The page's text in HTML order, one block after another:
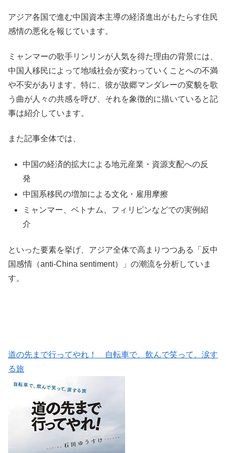
アジア各国で進む中国資本主導の経済進出がもたらす住民
感情の悪化を報じています。
ミャンマーの歌手リンリンが人気を得た理由の背景には、
中国人移民によって地域社会が変わっていくことへの不満
や不安があります。特に、彼が故郷マンダレーの変貌を歌
う曲が人々の共感を呼び、それを象徴的に描いていると記
事は紹介しています。
また記事全体では、
中国の経済的拡大による地元産業・資源支配への反
発
中国系移民の増加による文化・雇用摩擦
ミャンマー、ベトナム、フィリピンなどでの実例紹
介
といった要素を挙げ、アジア全体で高まりつつある「反中
国感情（anti-China sentiment）」の潮流を分析していま
す。
道の先まで行ってやれ！ 自転車で、飲んで笑って、涙す
る旅